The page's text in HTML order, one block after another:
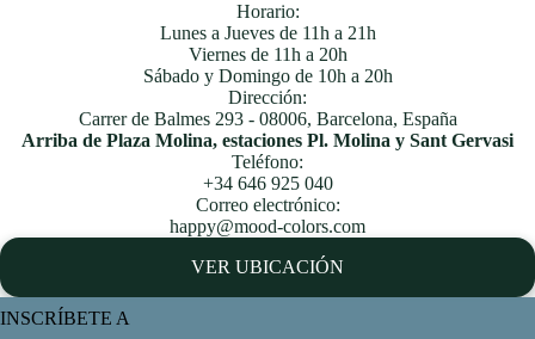
Horario:
Lunes a Jueves de 11h a 21h
Viernes de 11h a 20h
Sábado y Domingo de 10h a 20h
Dirección:
Carrer de Balmes 293 - 08006, Barcelona, España
Arriba de Plaza Molina, estaciones Pl. Molina y Sant Gervasi
Teléfono:
+34 646 925 040
Correo electrónico:
happy@mood-colors.com
VER UBICACIÓN
INSCRÍBETE A